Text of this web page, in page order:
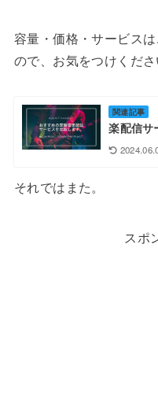
容量・価格・サービス
ので、お気をつけくださ
関連記事
楽配信サ
それではまた。
スポ